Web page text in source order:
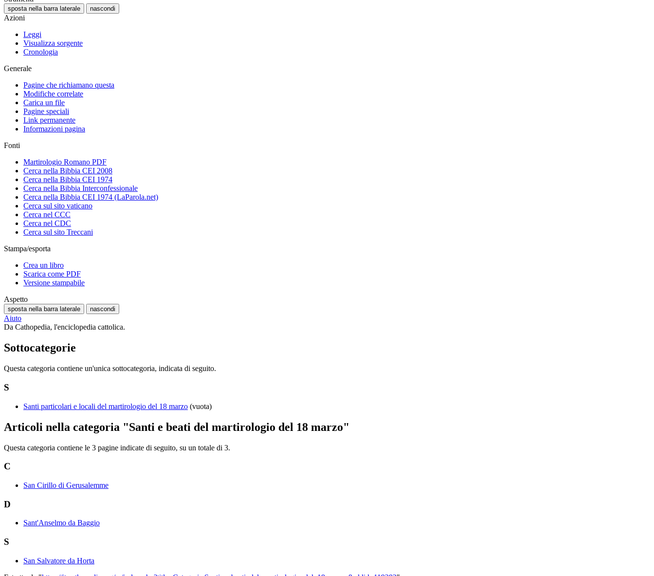
sposta nella barra laterale nascondi
Azioni
Leggi
Visualizza sorgente
Cronologia
Generale
Pagine che richiamano questa
Modifiche correlate
Carica un file
Pagine speciali
Link permanente
Informazioni pagina
Fonti
Martirologio Romano PDF
Cerca nella Bibbia CEI 2008
Cerca nella Bibbia CEI 1974
Cerca nella Bibbia Interconfessionale
Cerca nella Bibbia CEI 1974 (LaParola.net)
Cerca sul sito vaticano
Cerca nel CCC
Cerca nel CDC
Cerca sul sito Treccani
Stampa/esporta
Crea un libro
Scarica come PDF
Versione stampabile
Aspetto
sposta nella barra laterale nascondi
Aiuto
Da Cathopedia, l'enciclopedia cattolica.
Sottocategorie
Questa categoria contiene un'unica sottocategoria, indicata di seguito.
S
Santi particolari e locali del martirologio del 18 marzo (vuota)
Articoli nella categoria "Santi e beati del martirologio del 18 marzo"
Questa categoria contiene le 3 pagine indicate di seguito, su un totale di 3.
C
San Cirillo di Gerusalemme
D
Sant'Anselmo da Baggio
S
San Salvatore da Horta